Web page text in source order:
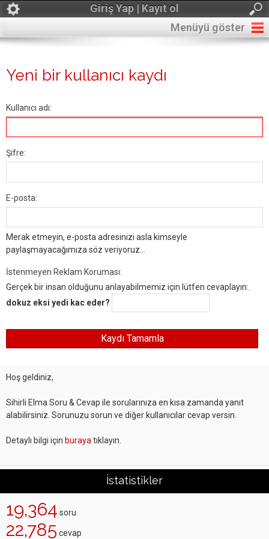
Giriş Yap | Kayıt ol
Menüyü göster
Yeni bir kullanıcı kaydı
Kullanıcı adı:
Şifre:
E-posta:
Merak etmeyin, e-posta adresinizi asla kimseyle
paylaşmayacağımıza söz veriyoruz...
İstenmeyen Reklam Koruması:
Gerçek bir insan olduğunu anlayabilmemiz için lütfen cevaplayın:.
dokuz eksi yedi kac eder?
Hoş geldiniz,
Sihirli Elma Soru & Cevap ile sorularınıza en kısa zamanda yanıt
alabilirsiniz. Sorunuzu sorun ve diğer kullanıcılar cevap versin.
Detaylı bilgi için buraya tıklayın.
İstatistikler
19,364 soru
22,785 cevap